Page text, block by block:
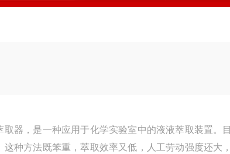
器，是一种应用于化学实验室中的液液萃取装置。
种方法既笨重，萃取效率又低，人工劳动强度还大